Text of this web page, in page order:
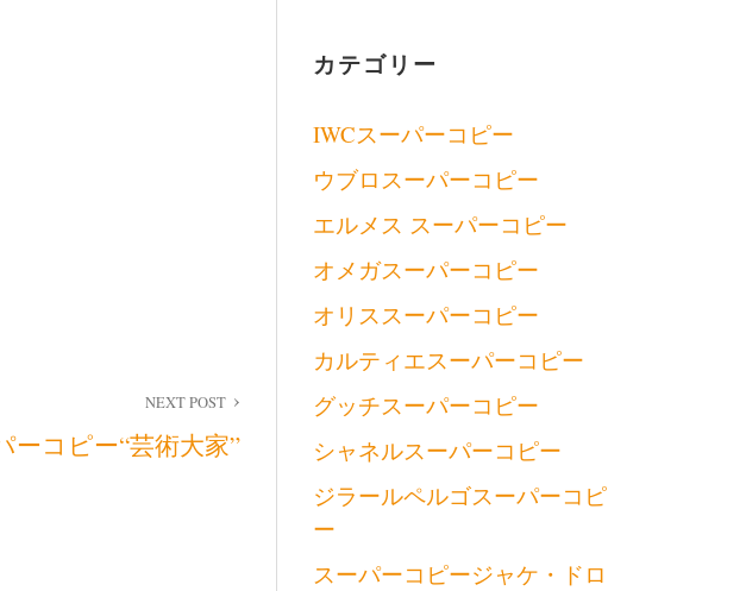
NEXT POST
ーコピー“芸術大家”
カテゴリー
IWCスーパーコピー
ウブロスーパーコピー
エルメス スーパーコピー
オメガスーパーコピー
オリススーパーコピー
カルティエスーパーコピー
グッチスーパーコピー
シャネルスーパーコピー
ジラールペルゴスーパーコピ
ー
スーパーコピージャケ・ドロ